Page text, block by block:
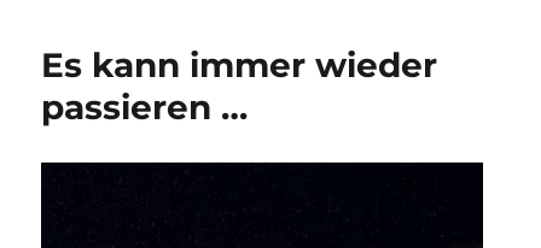
Es kann immer wieder
passieren …